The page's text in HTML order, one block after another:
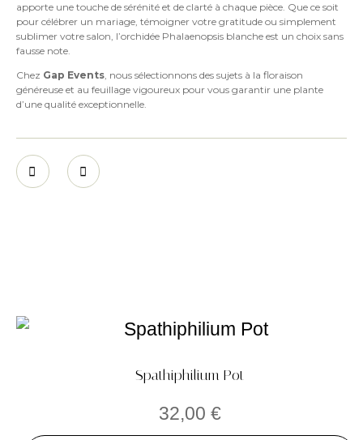
apporte une touche de sérénité et de clarté à chaque pièce. Que ce soit
pour célébrer un mariage, témoigner votre gratitude ou simplement
sublimer votre salon, l’orchidée Phalaenopsis blanche est un choix sans
fausse note.
Chez Gap Events, nous sélectionnons des sujets à la floraison
généreuse et au feuillage vigoureux pour vous garantir une plante
d’une qualité exceptionnelle.
Spathiphilium Pot
32,00 €